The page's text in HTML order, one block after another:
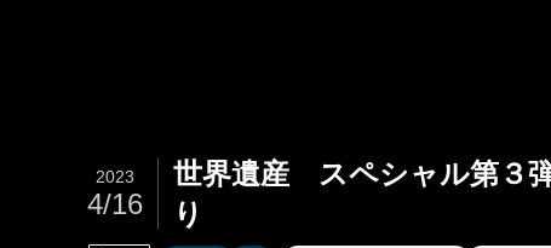
世界遺産 スペシャル第３
り
2023
4/16